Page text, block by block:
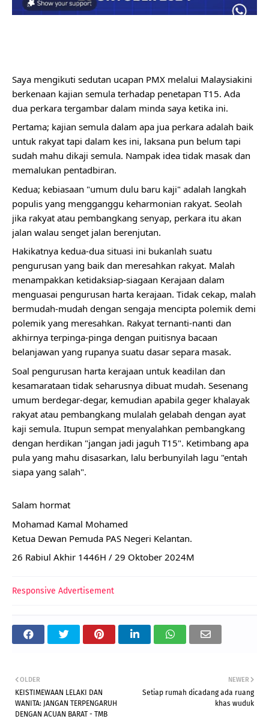
Saya mengikuti sedutan ucapan PMX melalui Malaysiakini
berkenaan kajian semula terhadap penetapan T15. Ada
dua perkara tergambar dalam minda saya ketika ini.
Pertama; kajian semula dalam apa jua perkara adalah baik
untuk rakyat tapi dalam kes ini, laksana pun belum tapi
sudah mahu dikaji semula. Nampak idea tidak masak dan
memalukan pentadbiran.
Kedua; kebiasaan "umum dulu baru kaji" adalah langkah
populis yang mengganggu keharmonian rakyat. Seolah
jika rakyat atau pembangkang senyap, perkara itu akan
jalan walau senget jalan berenjutan.
Hakikatnya kedua-dua situasi ini bukanlah suatu
pengurusan yang baik dan meresahkan rakyat. Malah
menampakkan ketidaksiap-siagaan Kerajaan dalam
menguasai pengurusan harta kerajaan. Tidak cekap, malah
bermudah-mudah dengan sengaja mencipta polemik demi
polemik yang meresahkan. Rakyat ternanti-nanti dan
akhirnya terpinga-pinga dengan puitisnya bacaan
belanjawan yang rupanya suatu dasar separa masak.
Soal pengurusan harta kerajaan untuk keadilan dan
kesamarataan tidak seharusnya dibuat mudah. Sesenang
umum berdegar-degar, kemudian apabila geger khalayak
rakyat atau pembangkang mulalah gelabah dengan ayat
kaji semula. Itupun sempat menyalahkan pembangkang
dengan herdikan "jangan jadi jaguh T15". Ketimbang apa
pula yang mahu disasarkan, lalu berbunyilah lagu "entah
siapa yang salah".
Salam hormat
Mohamad Kamal Mohamed
Ketua Dewan Pemuda PAS Negeri Kelantan.
26 Rabiul Akhir 1446H / 29 Oktober 2024M
Responsive Advertisement
NEWER
Setiap rumah dicadang ada ruang
khas wuduk
OLDER
KEISTIMEWAAN LELAKI DAN
WANITA: JANGAN TERPENGARUH
DENGAN ACUAN BARAT - TMB